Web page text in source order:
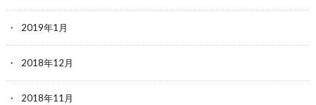
2019年1月
2018年12月
2018年11月